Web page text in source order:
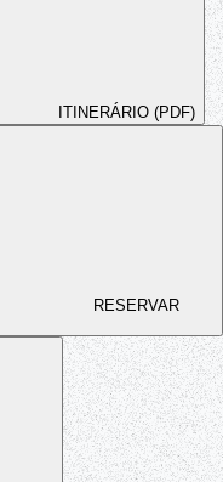
ITINERÁRIO (PDF)
RESERVAR